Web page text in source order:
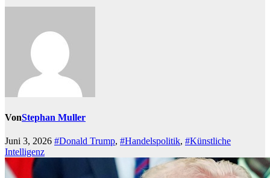
VonStephan Muller
Juni 3, 2026 #Donald Trump, #Handelspolitik, #Künstliche
Intelligenz